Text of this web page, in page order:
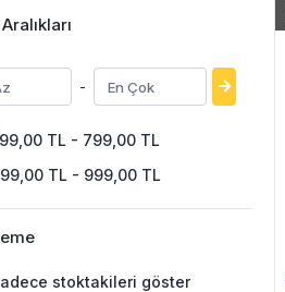
-
TL - 799,00 TL
TL - 999,00 TL
stoktakileri göster